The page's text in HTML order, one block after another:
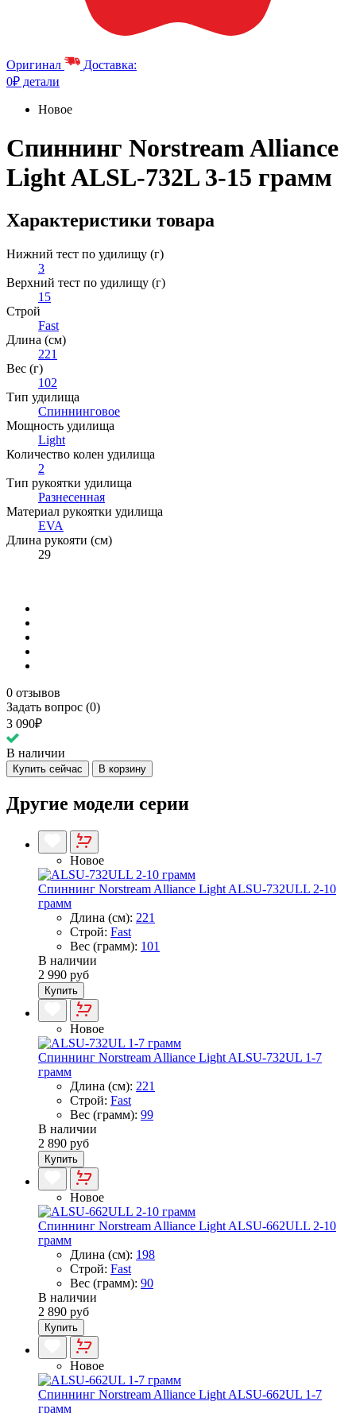
Оригинал
Доставка:
0₽ детали
Новое
Спиннинг Norstream Alliance
Light ALSL-732L 3-15 грамм
Характеристики товара
Нижний тест по удилищу (г)
3
Верхний тест по удилищу (г)
15
Строй
Fast
Длина (см)
221
Вес (г)
102
Тип удилища
Спиннинговое
Мощность удилища
Light
Количество колен удилища
2
Тип рукоятки удилища
Разнесенная
Материал рукоятки удилища
EVA
Длина рукояти (см)
29
0 отзывов
Задать вопрос (0)
3 090₽
В наличии
Купить сейчас В корзину
Другие модели серии
Новое
Спиннинг Norstream Alliance Light ALSU-732ULL 2-10
грамм
Длина (см): 221
Строй: Fast
Вес (грамм): 101
В наличии
2 990 руб
Купить
Новое
Спиннинг Norstream Alliance Light ALSU-732UL 1-7
грамм
Длина (см): 221
Строй: Fast
Вес (грамм): 99
В наличии
2 890 руб
Купить
Новое
Спиннинг Norstream Alliance Light ALSU-662ULL 2-10
грамм
Длина (см): 198
Строй: Fast
Вес (грамм): 90
В наличии
2 890 руб
Купить
Новое
Спиннинг Norstream Alliance Light ALSU-662UL 1-7
грамм